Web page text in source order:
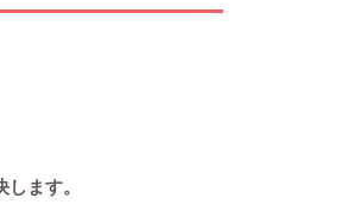
ます。